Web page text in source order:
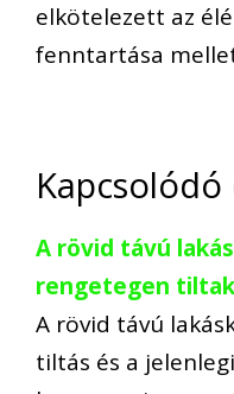
elkötelezett az
fenntartása
Kapcsolódó
A rövid távú
rengetegen
A rövid távú
tiltás és a